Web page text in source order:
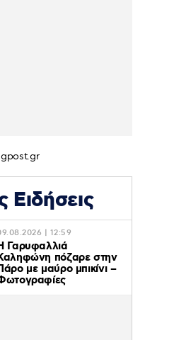
Ειδήσεις
| 12:59
Γαρυφαλλιά
πόζαρε στην
με μαύρο μπικίνι –